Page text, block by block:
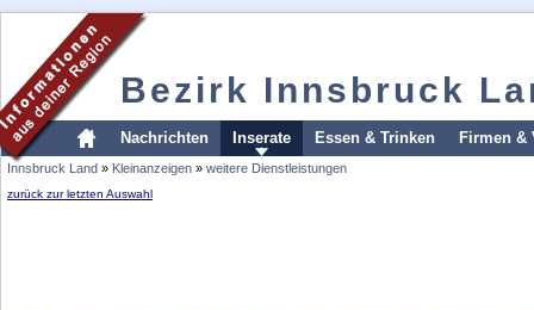
Bezirk Innsbruck
Nachrichten Inserate Essen & Trinken Firmen &
Innsbruck Land » Kleinanzeigen » weitere Dienstleistungen
zurück zur letzten Auswahl